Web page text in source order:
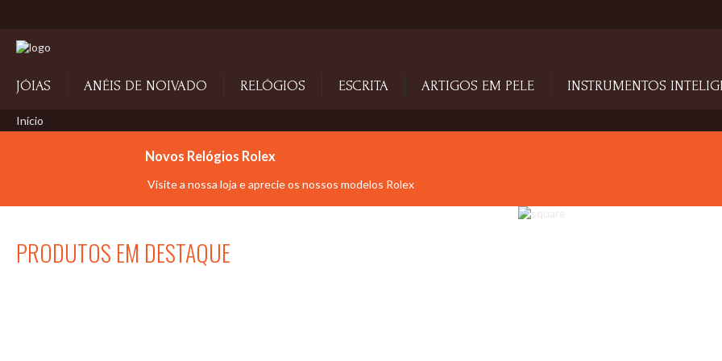
JÓIAS ANÉIS DE NOIVADO RELÓGIOS ESCRITA ARTIGOS EM PELE INSTRUMENTOS
Início
Novos Relógios Rolex
Visite a nossa loja e aprecie os nossos modelos Rolex
PRODUTOS EM DESTAQUE